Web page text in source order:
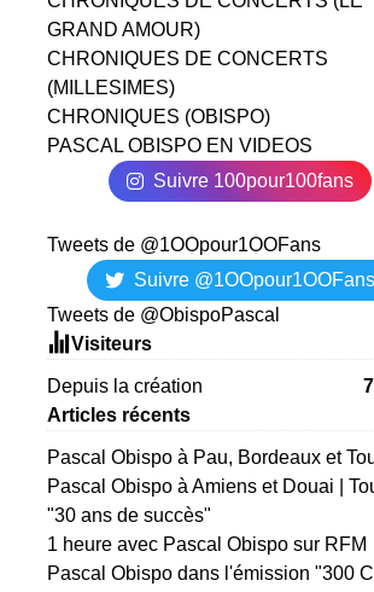
GRAND AMOUR)
CHRONIQUES DE CONCERTS
(MILLESIMES)
CHRONIQUES (OBISPO)
PASCAL OBISPO EN VIDEOS
Suivre 100pour100fans
Tweets de @1OOpour1OOFans
Suivre @1OOpour1OOFans
Tweets de @ObispoPascal
Visiteurs
Depuis la création
Articles récents
Pascal Obispo à Pau, Bordeaux et
Pascal Obispo à Amiens et Douai |
"30 ans de succès"
1 heure avec Pascal Obispo sur RFM
Pascal Obispo dans l'émission "300